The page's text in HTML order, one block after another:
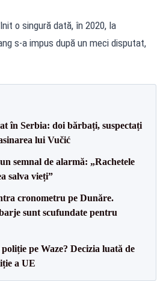
o singură dată, în 2020, la
s-a impus după un meci disputat,
în Serbia: doi bărbați, suspectați
lui Vučić
semnal de alarmă: „Rachetele
salva vieți”
cronometru pe Dunăre.
sunt scufundate pentru
pe Waze? Decizia luată de
a UE